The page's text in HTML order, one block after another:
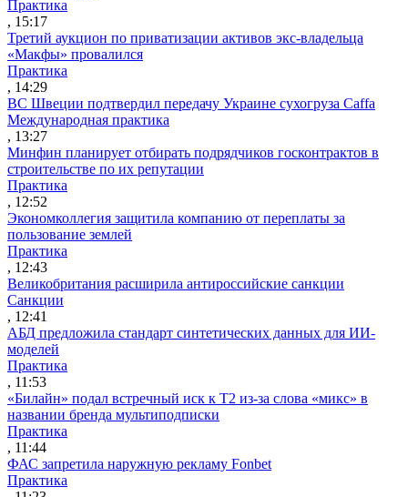
Практика
, 15:17
Третий аукцион по приватизации активов экс-владельца
«Макфы» провалился
Практика
, 14:29
ВС Швеции подтвердил передачу Украине сухогруза Caffa
Международная практика
, 13:27
Минфин планирует отбирать подрядчиков госконтрактов в
строительстве по их репутации
Практика
, 12:52
Экономколлегия защитила компанию от переплаты за
пользование землей
Практика
, 12:43
Великобритания расширила антироссийские санкции
Санкции
, 12:41
АБД предложила стандарт синтетических данных для ИИ-
моделей
Практика
, 11:53
«Билайн» подал встречный иск к Т2 из-за слова «микс» в
названии бренда мультиподписки
Практика
, 11:44
ФАС запретила наружную рекламу Fonbet
Практика